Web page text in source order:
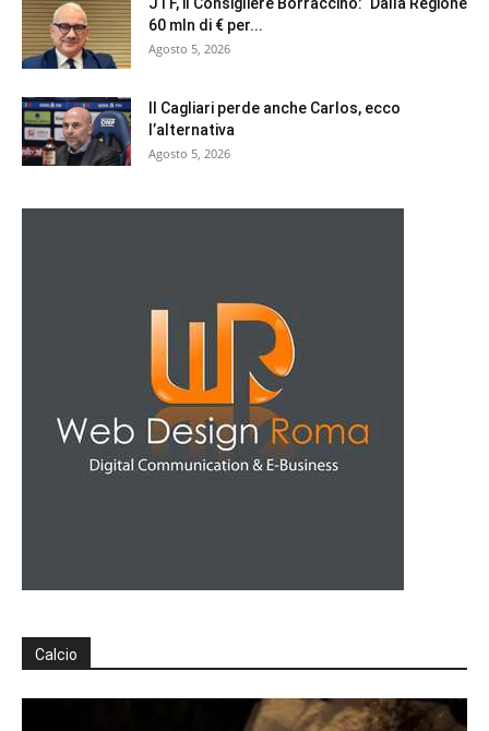
JTF, il Consigliere Borraccino: ‘Dalla Regione
60 mln di € per...
Agosto 5, 2026
Il Cagliari perde anche Carlos, ecco
l’alternativa
Agosto 5, 2026
Calcio